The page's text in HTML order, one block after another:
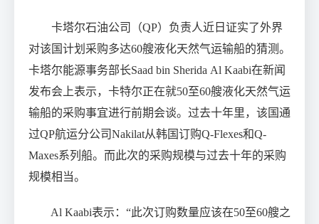
卡塔尔石油公司（QP）负责人近日证实了外界
对该国计划采购多达60艘液化天然气运输船的猜测。
卡塔尔能源事务部长Saad bin Sherida Al Kaabi在新闻
发布会上表示，卡特尔正在就50至60艘液化天然气运
输船的采购事宜进行前期会谈。过去十年里，该国通
过QP航运分公司Nakilat从韩国订购Q-Flexes和Q-
Maxes系列船。而此次的采购规模与过去十年的采购
规模相当。
Al Kaabi表示：“此次订购数量应该在50至60艘之